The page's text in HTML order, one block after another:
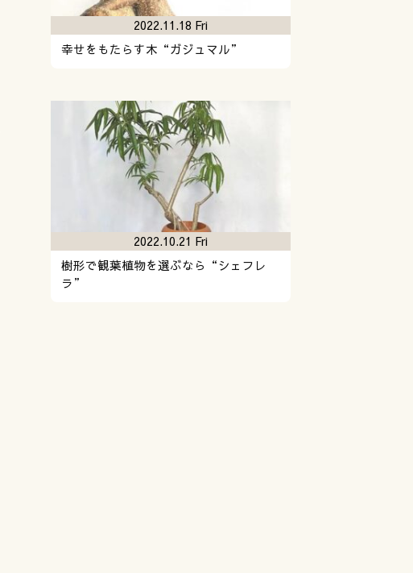
幸せをもたらす木“ガジュマル”
2022.11.18 Fri
樹形で観葉植物を選ぶなら“シェフレ
ラ”
2022.10.21 Fri